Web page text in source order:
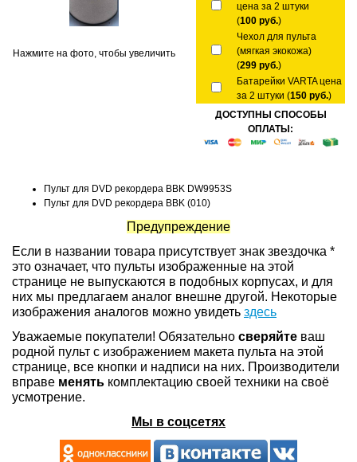
Нажмите на фото, чтобы увеличить
цена за 2 штуки
(100 руб.)
Чехол для пульта
(мягкая экокожа)
(299 руб.)
Батарейки VARTA цена
за 2 штуки (150 руб.)
ДОСТУПНЫ СПОСОБЫ
ОПЛАТЫ:
Пульт для DVD рекордера BBK DW9953S
Пульт для DVD рекордера BBK (010)
Предупреждение
Если в названии товара присутствует знак звездочка *
это означает, что пульты изображенные на этой
странице не выпускаются в подобных корпусах, и для
них мы предлагаем аналог внешне другой. Некоторые
изображения аналогов можно увидеть здесь
Уважаемые покупатели! Обязательно сверяйте ваш
родной пульт с изображением макета пульта на этой
странице, все кнопки и надписи на них. Производители
вправе менять комплектацию своей техники на своё
усмотрение.
Мы в соцсетях